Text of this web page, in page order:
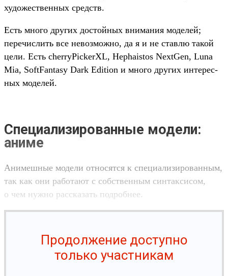
художес­твен­ных средств.
Есть мно­го дру­гих дос­той­ных вни­мания моделей;
перечис­лить все невоз­можно, да я и не став­лю такой
цели. Есть cherryPickerXL, Hephaistos NextGen, Luna
Mia, SoftFantasy Dark Edition и мно­го дру­гих инте­рес­
ных моделей.
Специализированные модели:
аниме
Ани­меш­ные модели отно­сят­ся к спе­циали­зиро­ван­ным,
так как они работа­ют с собс­твен­ным син­такси­сом,
о чем нуж­но рас­ска­зать под­робнее.
Продолжение доступно
только участникам